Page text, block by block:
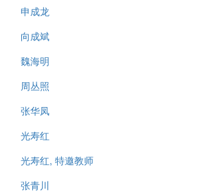
申成龙
向成斌
魏海明
周丛照
张华凤
光寿红
光寿红, 特邀教师
张青川